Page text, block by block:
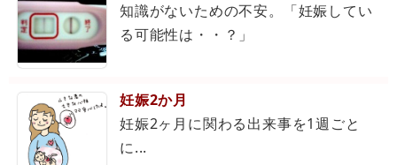
知識がないための不安。「妊娠してい
る可能性は・・？」
妊娠2か月
妊娠2ヶ月に関わる出来事を1週ごと
に...